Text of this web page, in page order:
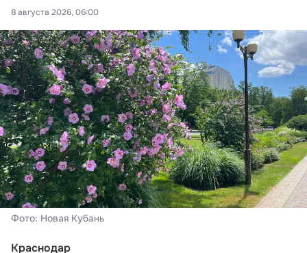
8 августа 2026, 06:00
Фото: Новая Кубань
Краснодар